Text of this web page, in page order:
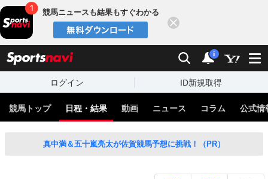
競馬ニュースも結果もすぐわかる
検索 通知
i
ログイン ID新規取得
競馬トップ 日程・結果 動画 ニュース コラム 公式情
真中満＆五十嵐亮太が佐賀競馬予想に挑戦！（PR）